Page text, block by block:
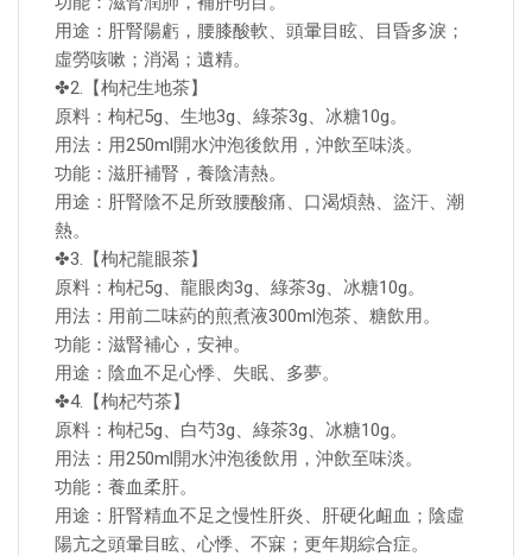
用途：肝腎陽虧，腰膝酸軟、頭暈目眩、目昏多淚；
虛勞咳嗽；消渴；遺精。
✤2.【枸杞生地茶】
原料：枸杞5g、生地3g、綠茶3g、冰糖10g。
用法：用250ml開水沖泡後飲用，沖飲至味淡。
功能：滋肝補腎，養陰清熱。
用途：肝腎陰不足所致腰酸痛、口渴煩熱、盜汗、潮
熱。
✤3.【枸杞龍眼茶】
原料：枸杞5g、龍眼肉3g、綠茶3g、冰糖10g。
用法：用前二味葯的煎煮液300ml泡茶、糖飲用。
功能：滋腎補心，安神。
用途：陰血不足心悸、失眠、多夢。
✤4.【枸杞芍茶】
原料：枸杞5g、白芍3g、綠茶3g、冰糖10g。
用法：用250ml開水沖泡後飲用，沖飲至味淡。
功能：養血柔肝。
用途：肝腎精血不足之慢性肝炎、肝硬化衄血；陰虛
陽亢之頭暈目眩、心悸、不寐；更年期綜合症。